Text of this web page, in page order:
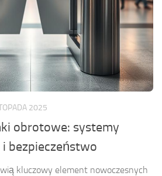
2025
obrotowe: systemy
bezpieczeństwo
kluczowy element nowoczesnych